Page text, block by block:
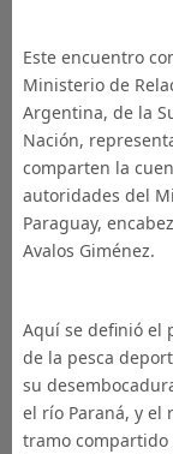
Este encuentro
Ministerio de
Argentina, de la
Nación,
comparten la
autoridades del
Paraguay,
Avalos Giménez.
Aquí se definió el
de la pesca
su
el río Paraná, y el
tramo compartido